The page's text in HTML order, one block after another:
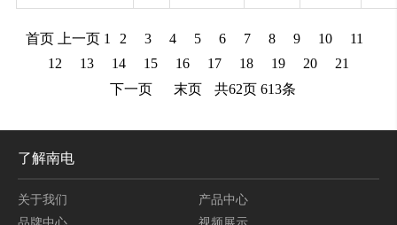
首页 上一页 1 2 3 4 5 6 7 8 9 10
11
12
13 14 15 16 17 18 19 20
21
下一页
末页 共62页 613条
了解南电
关于我们
产品中心